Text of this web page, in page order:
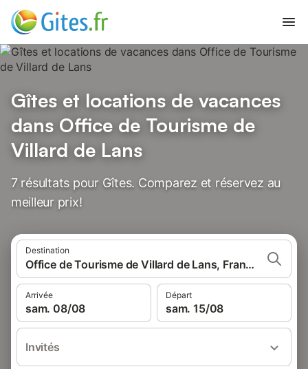
Gîtes et locations de vacances
dans Office de Tourisme de
Villard de Lans
7 résultats pour Gîtes. Comparez et réservez au
meilleur prix!
Destination
Office de Tourisme de Villard de Lans, France
Arrivée
sam. 08/08
Départ
sam. 15/08
Invités